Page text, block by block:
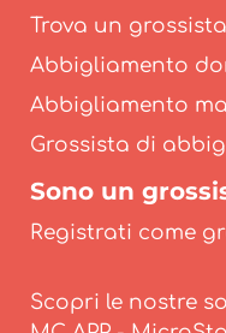
Trova un grossista
Abbigliamento
Abbigliamento
Grossista di
Sono un
Registrati come
Scopri le nostre